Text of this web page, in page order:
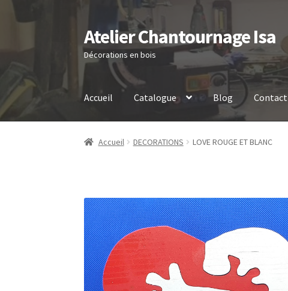
Aller
à
la
navigation
Aller
au
contenu
Atelier Chantournage Isa
Décorations en bois
Accueil Catalogue Blog Contact
Accueil DECORATIONS LOVE ROUGE ET BLANC